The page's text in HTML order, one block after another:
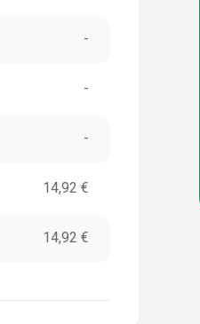
-
-
-
14,92 €
14,92 €